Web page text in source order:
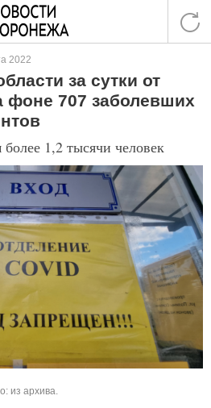
2022
за сутки от
фоне 707 заболевших
1,2 тысячи человек
из архива.